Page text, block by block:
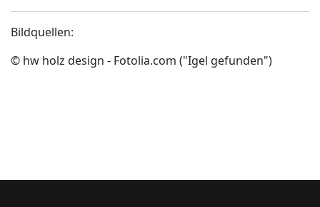
Bildquellen:
© hw holz design - Fotolia.com ("Igel gefunden")